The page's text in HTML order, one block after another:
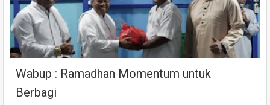
Wabup : Ramadhan Momentum untuk
Berbagi